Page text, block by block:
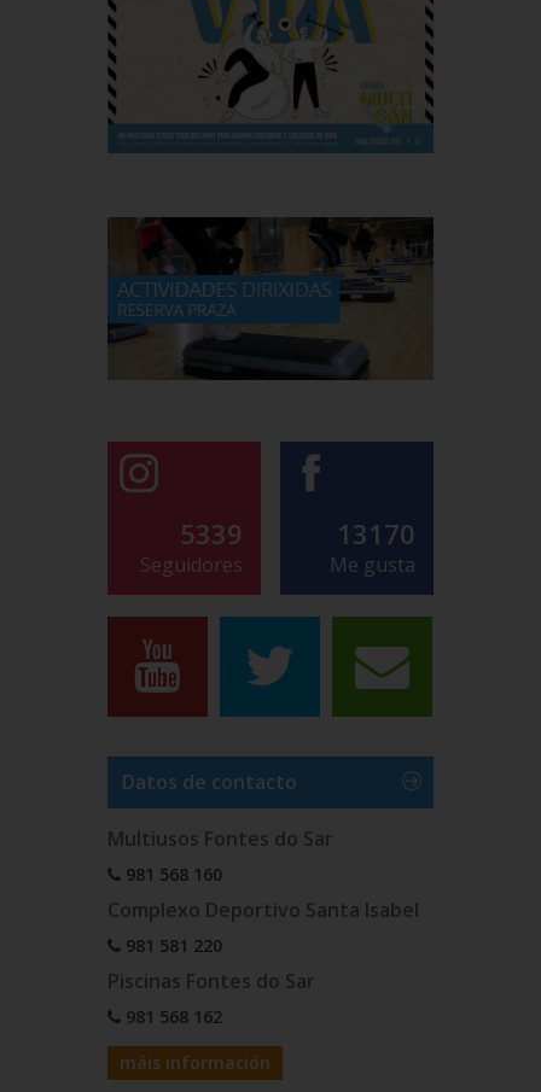
5339
Seguidores
13170
Me gusta
Datos de contacto
Multiusos Fontes do Sar
981 568 160
Complexo Deportivo Santa Isabel
981 581 220
Piscinas Fontes do Sar
981 568 162
máis información